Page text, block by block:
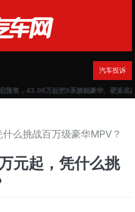
汽车投诉
售，43.98万起把9系旗舰豪华、硬派底盘
么挑战百万级豪华MPV？
元起，凭什么挑